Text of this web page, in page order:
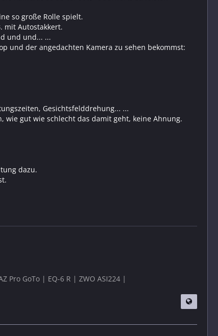
so große Rolle spielt.
mit Autostakkert.
und und... ...
und der angedachten Kamera zu sehen bekommst:
Gesichtsfelddrehung... ...
wie gut wie schlecht das damit geht, keine Ahnung.
dazu.
Pro GoTo | EQ-6 R | ZWO ASI224 |